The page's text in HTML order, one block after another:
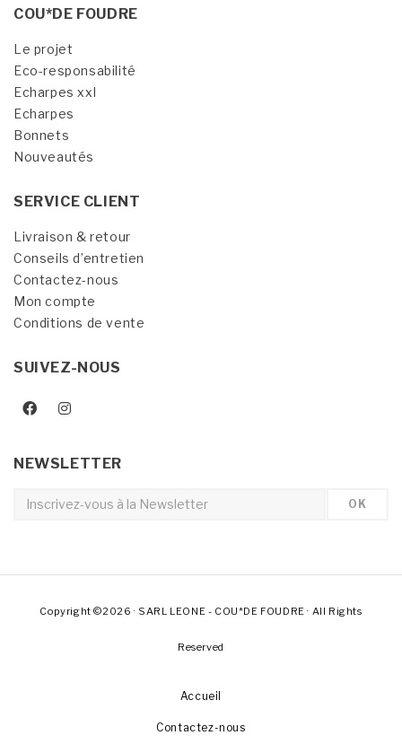
COU*DE FOUDRE
Le projet
Eco-responsabilité
Echarpes xxl
Echarpes
Bonnets
Nouveautés
SERVICE CLIENT
Livraison & retour
Conseils d’entretien
Contactez-nous
Mon compte
Conditions de vente
SUIVEZ-NOUS
NEWSLETTER
Copyright ©2026 · SARL LEONE - COU*DE FOUDRE · All Rights
Reserved
Accueil
Contactez-nous